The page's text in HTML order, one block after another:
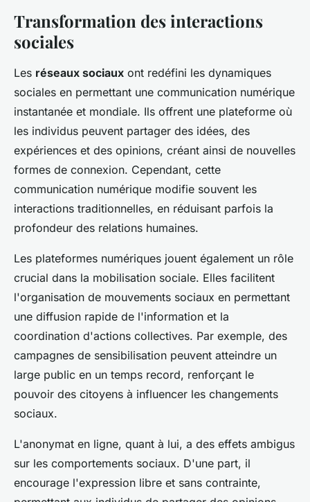
Transformation des interactions
sociales
Les réseaux sociaux ont redéfini les dynamiques
sociales en permettant une communication numérique
instantanée et mondiale. Ils offrent une plateforme où
les individus peuvent partager des idées, des
expériences et des opinions, créant ainsi de nouvelles
formes de connexion. Cependant, cette
communication numérique modifie souvent les
interactions traditionnelles, en réduisant parfois la
profondeur des relations humaines.
Les plateformes numériques jouent également un rôle
crucial dans la mobilisation sociale. Elles facilitent
l'organisation de mouvements sociaux en permettant
une diffusion rapide de l'information et la
coordination d'actions collectives. Par exemple, des
campagnes de sensibilisation peuvent atteindre un
large public en un temps record, renforçant le
pouvoir des citoyens à influencer les changements
sociaux.
L'anonymat en ligne, quant à lui, a des effets ambigus
sur les comportements sociaux. D'une part, il
encourage l'expression libre et sans contrainte,